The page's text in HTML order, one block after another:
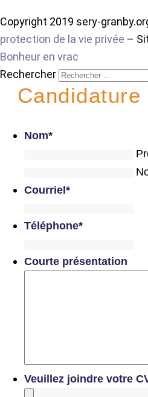
Copyright 2019 sery-
protection de la vie privée –
Bonheur en vrac
Rechercher
Candidature
Nom*
Courriel*
Téléphone*
Courte présentation
Veuillez joindre votre